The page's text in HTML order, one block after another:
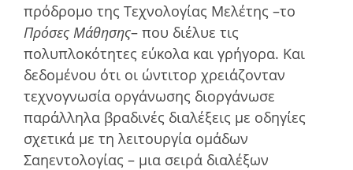
πρόδρομο της Τεχνολογίας Μελέτης –το
Πρόσες Μάθησης– που διέλυε τις
πολυπλοκότητες εύκολα και γρήγορα. Και
δεδομένου ότι οι ώντιτορ χρειάζονταν
τεχνογνωσία οργάνωσης διοργάνωσε
παράλληλα βραδινές διαλέξεις με οδηγίες
σχετικά με τη λειτουργία ομάδων
Σαηεντολογίας – μια σειρά διαλέξων